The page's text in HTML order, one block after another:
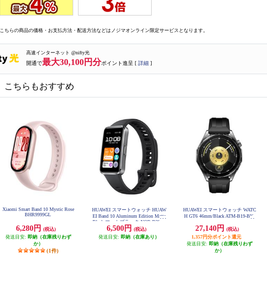
こちらの商品の価格・お支払方法・配送方法などはノジマオンライン限定サービスとなります。
高速インターネット @nifty光
開通で最大30,100円分ポイント進呈 [ 詳細 ]
こちらもおすすめ
Xiaomi Smart Band 10 Mystic Rose
BHR9999GL
6,280円
(税込)
発送目安: 即納（在庫残りわず
か）
(1件)
HUAWEI スマートウォッチ HUAW
EI Band 10 Aluminum Edition Matte
Black マットブラック NOR-B29-B
K
6,500円
(税込)
発送目安: 即納（在庫あり）
HUAWEI スマートウォッチ WATC
H GT6 46mm/Black ATM-B19-BK
27,140円
(税込)
1,357円分ポイント還元
発送目安: 即納（在庫残りわず
か）